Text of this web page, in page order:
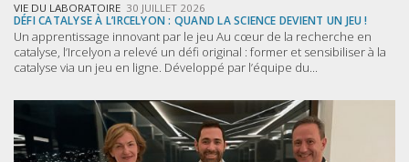
VIE DU LABORATOIRE 30 JUILLET 2026
DÉFI CATALYSE À L’IRCELYON : QUAND LA SCIENCE DEVIENT UN JEU !
Un apprentissage innovant par le jeu Au cœur de la recherche en
catalyse, l’Ircelyon a relevé un défi original : former et sensibiliser à la
catalyse via un jeu en ligne. Développé par l’équipe du...